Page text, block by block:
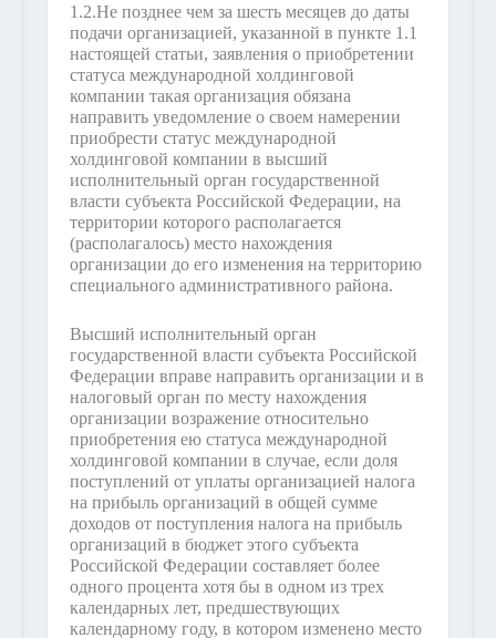
1.2.Не позднее чем за шесть месяцев до даты
подачи организацией, указанной в пункте 1.1
настоящей статьи, заявления о приобретении
статуса международной холдинговой
компании такая организация обязана
направить уведомление о своем намерении
приобрести статус международной
холдинговой компании в высший
исполнительный орган государственной
власти субъекта Российской Федерации, на
территории которого располагается
(располагалось) место нахождения
организации до его изменения на территорию
специального административного района.
Высший исполнительный орган
государственной власти субъекта Российской
Федерации вправе направить организации и в
налоговый орган по месту нахождения
организации возражение относительно
приобретения ею статуса международной
холдинговой компании в случае, если доля
поступлений от уплаты организацией налога
на прибыль организаций в общей сумме
доходов от поступления налога на прибыль
организаций в бюджет этого субъекта
Российской Федерации составляет более
одного процента хотя бы в одном из трех
календарных лет, предшествующих
календарному году, в котором изменено место